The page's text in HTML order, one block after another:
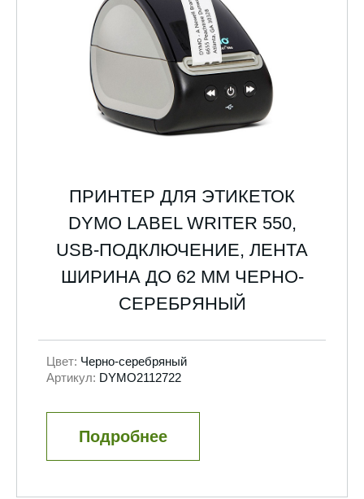
ПРИНТЕР ДЛЯ ЭТИКЕТОК
DYMO LABEL WRITER 550,
USB-ПОДКЛЮЧЕНИЕ, ЛЕНТА
ШИРИНА ДО 62 ММ ЧЕРНО-
СЕРЕБРЯНЫЙ
Цвет: Черно-серебряный
Артикул: DYMO2112722
Подробнее